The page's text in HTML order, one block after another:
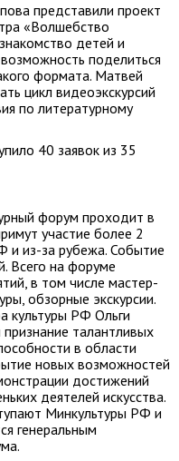
представили проект
«Волшебство
детей и
поделиться
формата. Матвей
цикл видеоэкскурсий
по литературному
40 заявок из 35
форум проходит в
участие более 2
и из-за рубежа. Событие
Всего на форуме
в том числе мастер-
обзорные экскурсии.
культуры РФ Ольги
талантливых
в области
новых возможностей
достижений
деятелей искусства.
Минкультуры РФ и
генеральным